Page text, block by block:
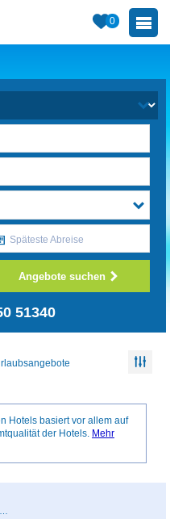
0
Späteste Abreise
Angebote suchen
51340
Hotels basiert vor allem auf
der Hotels. Mehr